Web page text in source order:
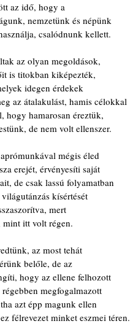
az idő, hogy a
nemzetünk és népünk
csalódnunk kellett.
az olyan megoldások,
is titokban kiképezték,
idegen érdekek
az átalakulást, hamis célokkal
hogy hamarosan éreztük,
de nem volt ellenszer.
mégis éled
erejét, érvényesíti saját
de csak lassú folyamatban
kísértését
mert
itt volt régen.
az most tehát
belőle, de az
hogy az ellene felhozott
megfogalmazott
azt épp magunk ellen
félrevezet minket eszmei téren.